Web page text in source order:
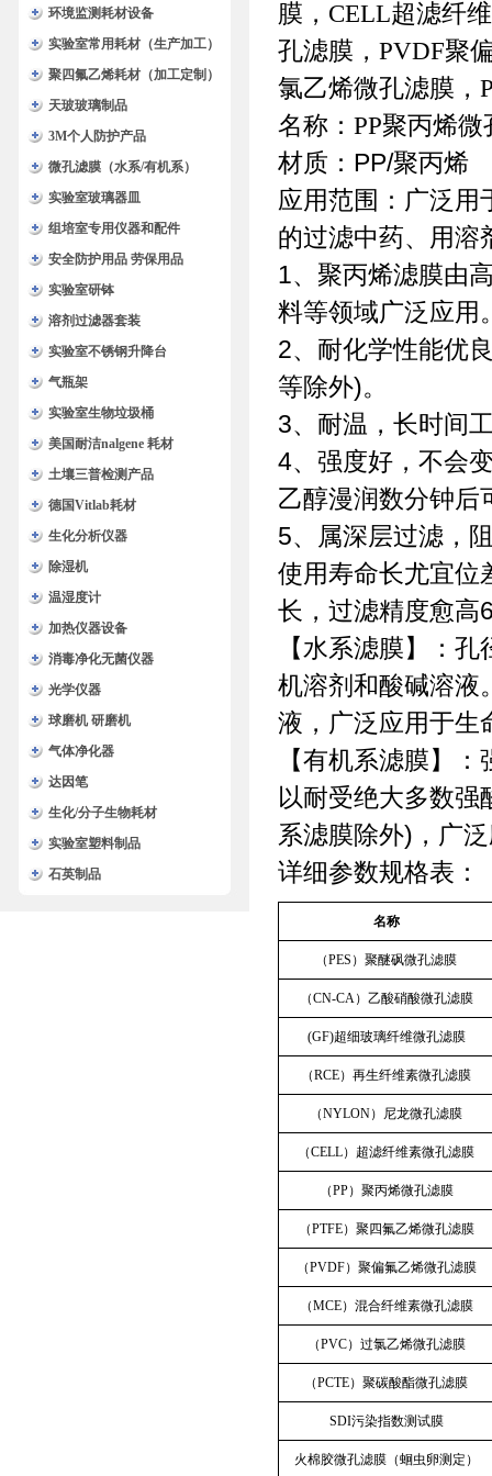
环境监测耗材设备
实验室常用耗材（生产加工）
聚四氟乙烯耗材（加工定制）
天玻玻璃制品
3M个人防护产品
微孔滤膜（水系/有机系）
实验室玻璃器皿
组培室专用仪器和配件
安全防护用品 劳保用品
实验室研钵
溶剂过滤器套装
实验室不锈钢升降台
气瓶架
实验室生物垃圾桶
美国耐洁nalgene 耗材
土壤三普检测产品
德国Vitlab耗材
生化分析仪器
除湿机
温湿度计
加热仪器设备
消毒净化无菌仪器
光学仪器
球磨机 研磨机
气体净化器
达因笔
生化/分子生物耗材
实验室塑料制品
石英制品
膜，CELL超滤纤
孔滤膜，PVDF聚
氯乙烯微孔滤膜，
名称：PP聚丙烯微
材质：PP/聚丙烯
应用范围：广泛用
的过滤中药、用溶
1、聚丙烯滤膜由
料等领域广泛应用
2、耐化学性能优
等除外)。
3、耐温，长时间
4、强度好，不会
乙醇漫润数分钟后
5、属深层过滤，
使用寿命长尤宜位
长，过滤精度愈高
【水系滤膜】：
机溶剂和酸碱溶液
液，广泛应用于生
【有机系滤膜】
以耐受绝大多数
系滤膜除外)，广
详细参数规格表：
名称
（PES）聚醚砜微孔滤膜
（CN-CA）乙酸硝酸微孔滤膜
(GF)超细玻璃纤维微孔滤膜
（RCE）再生纤维素微孔滤膜
（NYLON）尼龙微孔滤膜
（CELL）超滤纤维素微孔滤膜
（PP）聚丙烯微孔滤膜
（PTFE）聚四氟乙烯微孔滤膜
（PVDF）聚偏氟乙烯微孔滤膜
（MCE）混合纤维素微孔滤膜
（PVC）过氯乙烯微孔滤膜
（PCTE）聚碳酸酯微孔滤膜
SDI污染指数测试膜
火棉胶微孔滤膜（蛔虫卵测定）